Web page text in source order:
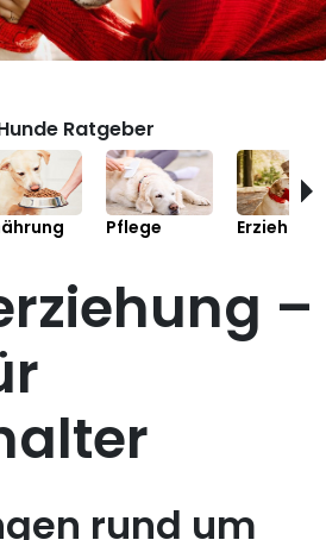
Ratgeber
Pflege Erziehung
–
rund um